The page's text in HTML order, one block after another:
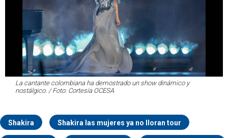
La cantante colombiana ha demostrado un show dinámico y
nostálgico. / Foto: Cortesía OCESA
Shakira Shakira las mujeres ya no lloran tour